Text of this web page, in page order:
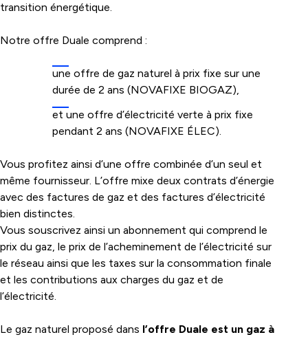
transition énergétique.
Notre offre Duale comprend :
une offre de gaz naturel à prix fixe sur une
durée de 2 ans (NOVAFIXE BIOGAZ),
et une offre d’électricité verte à prix fixe
pendant 2 ans (NOVAFIXE ÉLEC).
Vous profitez ainsi d’une offre combinée d’un seul et
même fournisseur. L’offre mixe deux contrats d’énergie
avec des factures de gaz et des factures d’électricité
bien distinctes.
Vous souscrivez ainsi un abonnement qui comprend le
prix du gaz, le prix de l’acheminement de l’électricité sur
le réseau ainsi que les taxes sur la consommation finale
et les contributions aux charges du gaz et de
l’électricité.
Le gaz naturel proposé dans l’offre Duale est un gaz à